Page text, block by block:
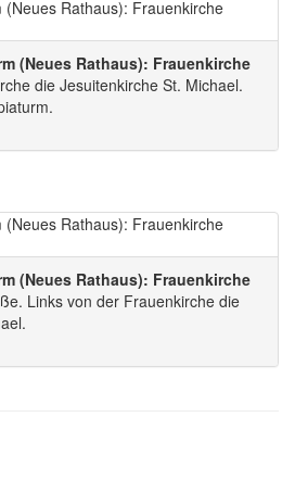
(Neues Rathaus): Frauenkirche
die Jesuitenkirche St. Michael.
(Neues Rathaus): Frauenkirche
Links von der Frauenkirche die